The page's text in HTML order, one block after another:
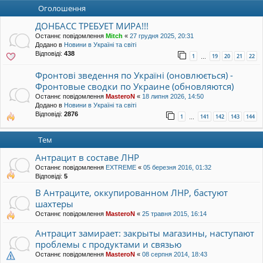
Оголошення
ДОНБАСС ТРЕБУЕТ МИРА!!!
Останнє повідомлення Mitch « 27 грудня 2025, 20:31
Додано в Новини в Україні та світі
Відповіді: 438 1 … 19 20 21 22
Фронтові зведення по Україні (оновлюється) -
Фронтовые сводки по Украине (обновляются)
Останнє повідомлення MasteroN « 18 липня 2026, 14:50
Додано в Новини в Україні та світі
Відповіді: 2876 1 … 141 142 143 144
Тем
Антрацит в составе ЛНР
Останнє повідомлення EXTREME « 05 березня 2016, 01:32
Відповіді: 5
В Антраците, оккупированном ЛНР, бастуют
шахтеры
Останнє повідомлення MasteroN « 25 травня 2015, 16:14
Антрацит замирает: закрыты магазины, наступают
проблемы с продуктами и связью
Останнє повідомлення MasteroN « 08 серпня 2014, 18:43